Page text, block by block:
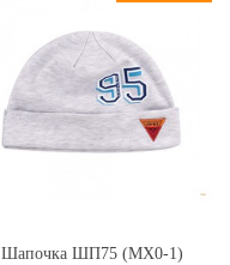
Шапочка ШП75 (MX0-1)